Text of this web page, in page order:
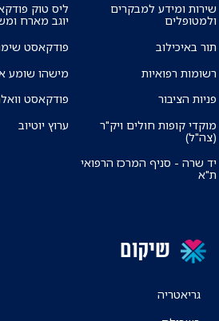
שירות ומידע למבקרים
ולמטופלים
תור באיכילוב
רשומות רפואיות
פניות הציבור
מוקדי קופות חולים ויק"ר
(צה"ל)
יד שרה - סניף המרכז הרפואי
ת"א
ליס טוק
יוגב מארח
פודקאסט
מישהו שומע
פודקאסט
ערוץ יוטיוב
שיקום
גריאטריה